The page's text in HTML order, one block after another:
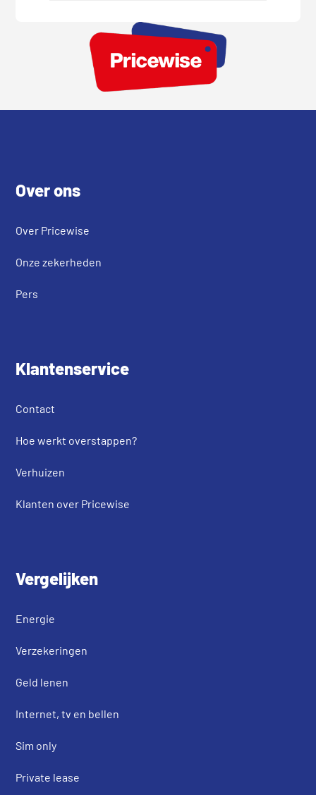
Over ons
Over Pricewise
Onze zekerheden
Pers
Klantenservice
Contact
Hoe werkt overstappen?
Verhuizen
Klanten over Pricewise
Vergelijken
Energie
Verzekeringen
Geld lenen
Internet, tv en bellen
Sim only
Private lease